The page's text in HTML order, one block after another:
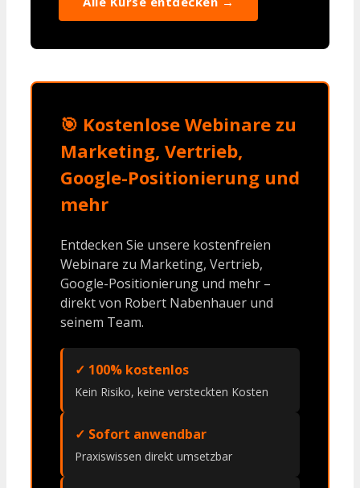
🎯 Kostenlose Webinare zu
Marketing, Vertrieb,
Google-Positionierung und
mehr
Entdecken Sie unsere kostenfreien
Webinare zu Marketing, Vertrieb,
Google-Positionierung und mehr –
direkt von Robert Nabenhauer und
seinem Team.
✓ 100% kostenlos
Kein Risiko, keine versteckten Kosten
✓ Sofort anwendbar
Praxiswissen direkt umsetzbar